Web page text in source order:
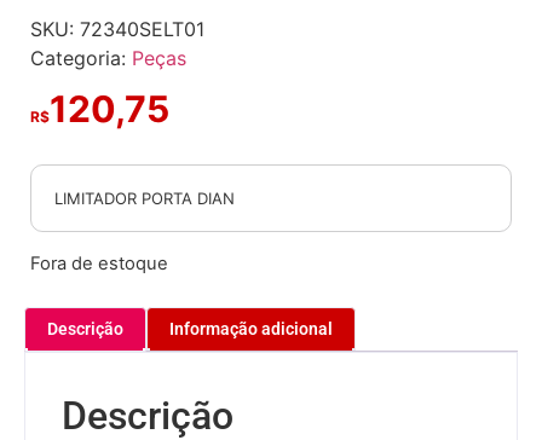
SKU: 72340SELT01
Categoria: Peças
R$120,75
LIMITADOR PORTA DIAN
Fora de estoque
Descrição Informação adicional
Descrição